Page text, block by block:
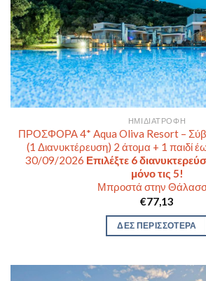
ΗΜΙΔΙΑΤΡΟΦΉ
ΠΡΟΣΦΟΡΑ 4* Aqua Oliva Resort –
(1 Διανυκτέρευση) 2 άτομα + 1 παιδί
30/09/2026 Επιλέξτε 6
μόνο τις 5!
Μπροστά στην
€77,13
ΔΕΣ ΠΕΡΙΣΣΟΤΕΡΑ